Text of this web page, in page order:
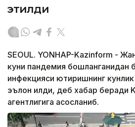
этилди
SEOUL. YONHAP-Kazinform -
куни пандемия бошланганидан
инфекцияси юқтиришнинг
эълон қилди, деб хабар беради
агентлигига асосланиб.